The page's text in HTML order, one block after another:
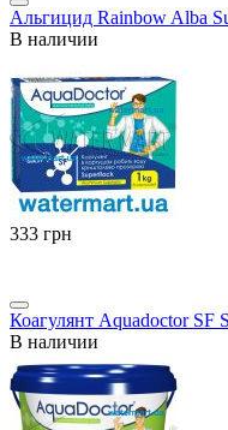
Альгицид Rainbow Alba
В наличии
‍333‍ грн
Коагулянт Aquadoctor SF
В наличии